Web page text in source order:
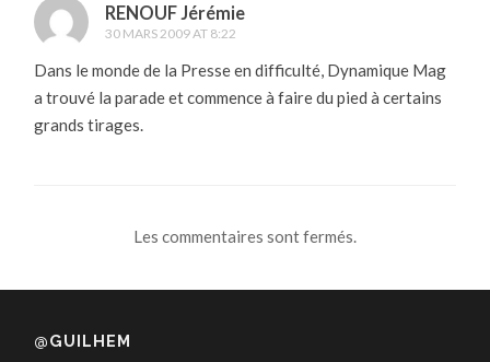
RENOUF Jérémie
30 MARS 2009 AT 8:22
Dans le monde de la Presse en difficulté, Dynamique Mag
a trouvé la parade et commence à faire du pied à certains
grands tirages.
Les commentaires sont fermés.
@GUILHEM